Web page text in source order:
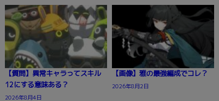
【質問】異常キャラってスキル
12にする意味ある？
2026年8月4日
【画像】雅の最強編成でコレ？
2026年8月2日